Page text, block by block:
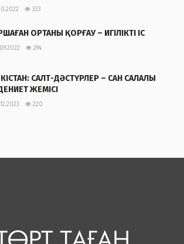
333
ОРТАНЫ ҚОРҒАУ – ИГІЛІКТІ ІС
294
САЛТ-ДӘСТҮРЛЕР – САН САЛАЛЫ
ЖЕМІСІ
220